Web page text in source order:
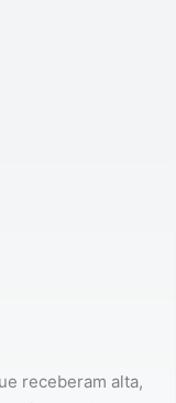
receberam alta,